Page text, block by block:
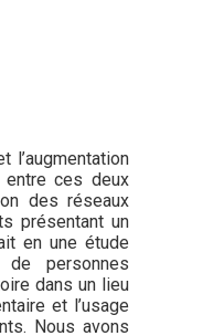
l’augmentation
entre ces deux
des réseaux
présentant un
en une étude
de personnes
dans un lieu
et l’usage
Nous avons